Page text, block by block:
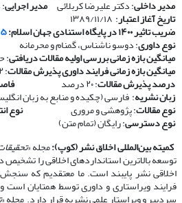
مدیر داخلی: دکتر علیرضا کربلائی مدیر اجرایی:
تاریخ آغاز اعتبار: ۱۳۸۹/۱۱/۱۸
ضریب تاثیر ۱۴۰۰ در پایگاه استنادی جهان اسلام:
نوع داوری: دوسو ناشناس، گمنام و محرمانه
​​​​​​​میانگین بازه زمانی بررسی اولیه مقالات دریافتی:
​​​​​​​میانگین بازه زمانی فرایند داوری پذیرش مقالات: ۲ تا ۳ ماه، حداقل دو داور
درصد پذیرش مقالات: ۲۰ درصد ​​​​​​​
زبان نشریه: فارسی (چکیده و منابع به زبان
​​​​​​​نوع مقالات: پژوهشی و مروری ​​​​​​​نوع
​​​​​​​نوع دسترسی: رایگان (تمام متن)
​​​​​​​کمیته بین‌المللی اخلاق نشر (کوپ):مجله «
توسعه بالاترین استانداردهای اخلاقی را
اخلاقی نشر پایبند است. ما معتقدیم که
فرایند ویراستاری و داوری توسط همتایان
سردبیر و ویراستار علمی نشریه قرار دارد. مجله «